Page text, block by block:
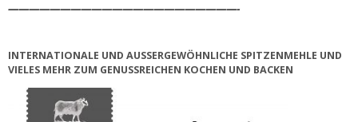
——————————————————————-
INTERNATIONALE UND AUSSERGEWÖHNLICHE SPITZENMEHLE UND V
IELES MEHR ZUM GENUSSREICHEN KOCHEN UND BACKEN